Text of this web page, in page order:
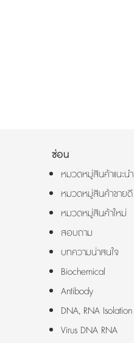
ซ่อน
หมวดหมู่สินค้าแนะนำ
หมวดหมู่สินค้าขายดี
หมวดหมู่สินค้าใหม่
สอบถาม
บทความน่าสนใจ
Biochemical
Antibody
DNA, RNA Isolation
Virus DNA RNA